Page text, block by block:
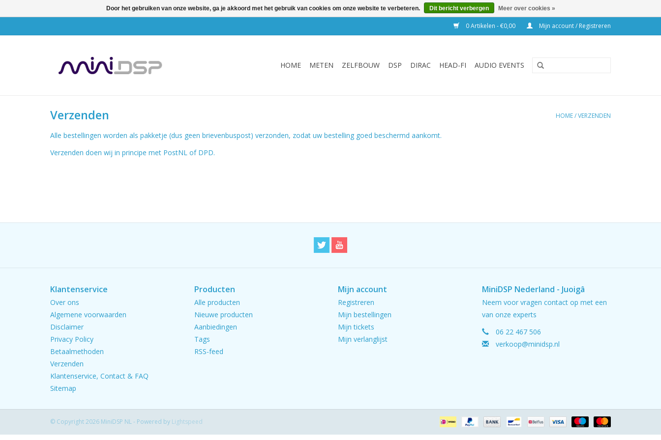
0 Artikelen - €0,00 Mijn account / Registreren
HOME METEN ZELFBOUW DSP DIRAC HEAD-FI AUDIO EVENTS
Verzenden HOME/VERZENDEN
Alle bestellingen worden als pakketje (dus geen brievenbuspost) verzonden, zodat uw bestelling goed beschermd aankomt.
Verzenden doen wij in principe met PostNL of DPD.
Klantenservice
Over ons
Algemene voorwaarden
Disclaimer
Privacy Policy
Betaalmethoden
Verzenden
Klantenservice, Contact & FAQ
Sitemap
Producten
Alle producten
Nieuwe producten
Aanbiedingen
Tags
RSS-feed
Mijn account
Registreren
Mijn bestellingen
Mijn tickets
Mijn verlanglijst
MiniDSP Nederland - Juoigâ
Neem voor vragen contact op met een
van onze experts
06 22 467 506
verkoop@minidsp.nl
© Copyright 2026 MiniDSP NL - Powered by Lightspeed
Door het gebruiken van onze website, ga je akkoord met het gebruik van cookies om onze website te verbeteren. Dit bericht verbergen Meer over cookies »